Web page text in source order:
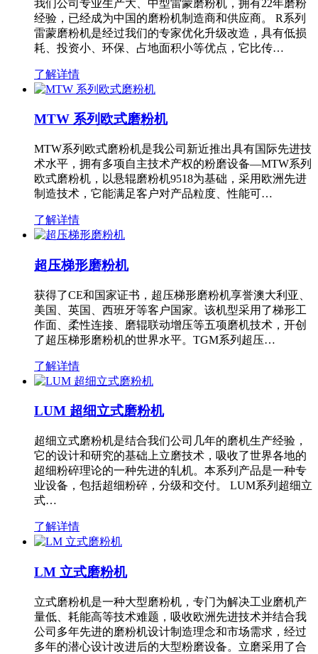
我们公司专业生产大、中型雷蒙磨粉机，拥有22年磨粉
经验，已经成为中国的磨粉机制造商和供应商。 R系列
雷蒙磨粉机是经过我们的专家优化升级改造，具有低损
耗、投资小、环保、占地面积小等优点，它比传…
了解详情
MTW 系列欧式磨粉机
MTW系列欧式磨粉机是我公司新近推出具有国际先进技
术水平，拥有多项自主技术产权的粉磨设备—MTW系列
欧式磨粉机，以悬辊磨粉机9518为基础，采用欧洲先进
制造技术，它能满足客户对产品粒度、性能可…
了解详情
超压梯形磨粉机
获得了CE和国家证书，超压梯形磨粉机享誉澳大利亚、
美国、英国、西班牙等客户国家。该机型采用了梯形工
作面、柔性连接、磨辊联动增压等五项磨机技术，开创
了超压梯形磨粉机的世界水平。TGM系列超压…
了解详情
LUM 超细立式磨粉机
超细立式磨粉机是结合我们公司几年的磨机生产经验，
它的设计和研究的基础上立磨技术，吸收了世界各地的
超细粉碎理论的一种先进的轧机。本系列产品是一种专
业设备，包括超细粉碎，分级和交付。 LUM系列超细立
式…
了解详情
LM 立式磨粉机
立式磨粉机是一种大型磨粉机，专门为解决工业磨机产
量低、耗能高等技术难题，吸收欧洲先进技术并结合我
公司多年先进的磨粉机设计制造理念和市场需求，经过
多年的潜心设计改进后的大型粉磨设备。立磨采用了合